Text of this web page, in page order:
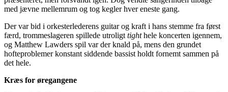
med jævne mellemrum og tog kegler hver eneste gang.
Der var bid i orkesterlederens guitar og kraft i hans stemme fra først
færd, trommeslageren spillede utroligt tighthele koncerten igennem,
og Matthew Lawders spil var der knald på, mens den grundet
hofteproblemer konstant siddende bassist holdt fornemt sammen på
det hele.
Kræs for øregangene